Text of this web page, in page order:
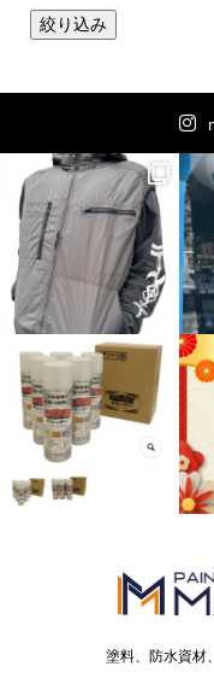
絞り込み
塗料、防水資材